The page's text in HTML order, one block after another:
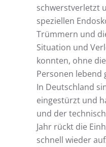
schwerstverletzt
speziellen
Trümmern und
Situation und
konnten, ohne
Personen lebend
In Deutschland
eingestürzt und
und der
Jahr rückt die
schnell wieder